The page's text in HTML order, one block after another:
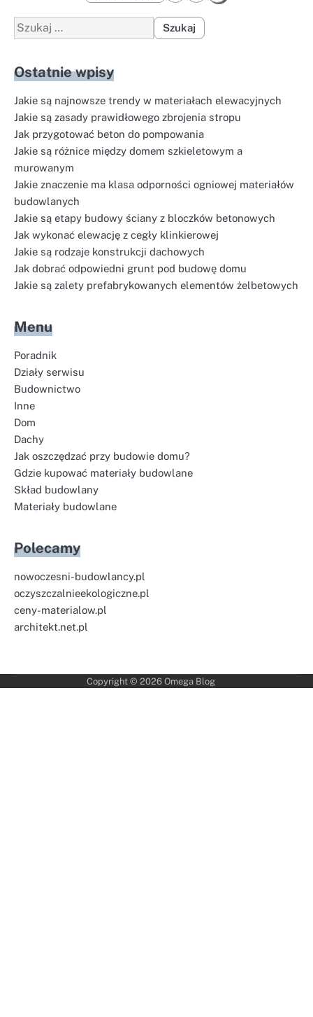
wpisów
Szukaj:
Ostatnie wpisy
Jakie są najnowsze trendy w materiałach elewacyjnych
Jakie są zasady prawidłowego zbrojenia stropu
Jak przygotować beton do pompowania
Jakie są różnice między domem szkieletowym a
murowanym
Jakie znaczenie ma klasa odporności ogniowej materiałów
budowlanych
Jakie są etapy budowy ściany z bloczków betonowych
Jak wykonać elewację z cegły klinkierowej
Jakie są rodzaje konstrukcji dachowych
Jak dobrać odpowiedni grunt pod budowę domu
Jakie są zalety prefabrykowanych elementów żelbetowych
Menu
Poradnik
Działy serwisu
Budownictwo
Inne
Dom
Dachy
Jak oszczędzać przy budowie domu?
Gdzie kupować materiały budowlane
Skład budowlany
Materiały budowlane
Polecamy
nowoczesni-budowlancy.pl
oczyszczalnieekologiczne.pl
ceny-materialow.pl
architekt.net.pl
Copyright © 2026 Omega Blog